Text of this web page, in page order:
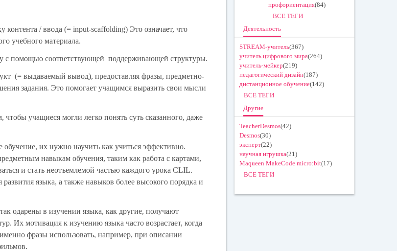
/ ввода (= input-scaffolding) Это означает, что
учебного материала.
с помощью соответствующей поддерживающей структуры.
(= выдаваемый вывод), предоставляя фразы, предметно-
задания. Это помогает учащимся выразить свои мысли
учащиеся могли легко понять суть сказанного, даже
их нужно научить как учиться эффективно.
навыкам обучения, таким как работа с картами,
и стать неотъемлемой частью каждого урока CLIL.
языка, а также навыков более высокого порядка и
одарены в изучении языка, как другие, получают
Их мотивация к изучению языка часто возрастает, когда
фразы использовать, например, при описании
профориентация(84)
ВСЕ ТЕГИ
Деятельность
STREAM-учитель(367)
учитель цифрового мира(264)
учитель-мейкер(219)
педагогический дизайн(187)
дистанционное обучение(142)
ВСЕ ТЕГИ
Другие
TeacherDesmos(42)
Desmos(30)
эксперт(22)
научная игрушка(21)
Maqueen MakeCode micro:bit(17)
ВСЕ ТЕГИ